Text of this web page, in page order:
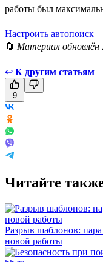
работы был
Настроить автопоиск
🔄 Материал обновлён
↩ К другим статьям
9
Читайте
Разрыв шаблонов:
новой работы